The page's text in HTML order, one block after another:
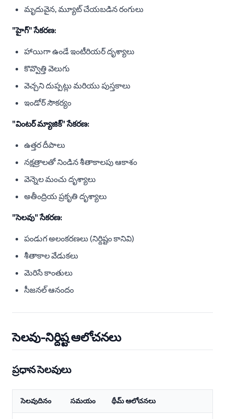
మృదువైన, మ్యూట్ చేయబడిన రంగులు
"హైగ్" సేకరణ:
హాయిగా ఉండే ఇంటీరియర్ దృశ్యాలు
కొవ్వొత్తి వెలుగు
వెచ్చని దుప్పట్లు మరియు పుస్తకాలు
ఇండోర్ సౌకర్యం
"వింటర్ మ్యాజిక్" సేకరణ:
ఉత్తర దీపాలు
నక్షత్రాలతో నిండిన శీతాకాలపు ఆకాశం
వెన్నెల మంచు దృశ్యాలు
అతీంద్రియ ప్రకృతి దృశ్యాలు
"సెలవు" సేకరణ:
పండుగ అలంకరణలు (నిర్దిష్టం కానివి)
శీతాకాల వేడుకలు
మెరిసే కాంతులు
సీజనల్ ఆనందం
సెలవు-నిర్దిష్ట ఆలోచనలు
ప్రధాన సెలవులు
సెలవుదినం సమయం థీమ్ ఆలోచనలు